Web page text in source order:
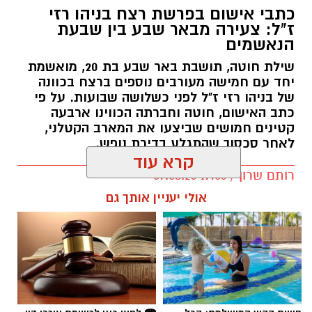
קרדיט: סורוקה
המרכז הרפואי האוניברסיטאי סורוקה מקבוצת
כללית הודיע על מינויו של פרופ' אביב גולדברט
למנהל בית החולים סבן לילדים. פרופ' גולדברט
נכנס לנעליו של פרופ' דודי גרינברג, המנהל המייסד
של בית החולים, שהוביל לאורך שנים את החטיבה
לרפואת ילדים ופעל רבות לקידום התחום בסורוקה
ובנגב כולו.
פרופ' גולדברט (תושב להבים, נשוי ואב לארבעה)
הוא מומחה ברפואת ילדים ובמחלות ריאה בילדים.
כתבי אישום בפרשת רצח בניהו רזי
ז"ל: צעירה מבאר שבע בין שבעת
הנאשמים
שילת חוטה, תושבת באר שבע בת 20, מואשמת
יחד עם חמישה מעורבים נוספים ברצח בכוונה
של בניהו רזי ז"ל לפני כשלושה שבועות. על פי
כתב האישום, חוטה וחברתה הכווינו ארבעה
קטינים חמושים שביצעו את המארב הקטלני,
לאחר סכסוך שהתגלע בדירת נופש.
רותם שרון / 19:06 07.08.26
תגים:רצח בניהו רזי ז"ל
קרא עוד
אולי יעניין אותך גם